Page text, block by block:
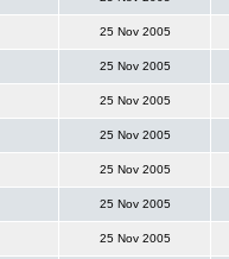
25 Nov 2005
25 Nov 2005
25 Nov 2005
25 Nov 2005
25 Nov 2005
25 Nov 2005
25 Nov 2005